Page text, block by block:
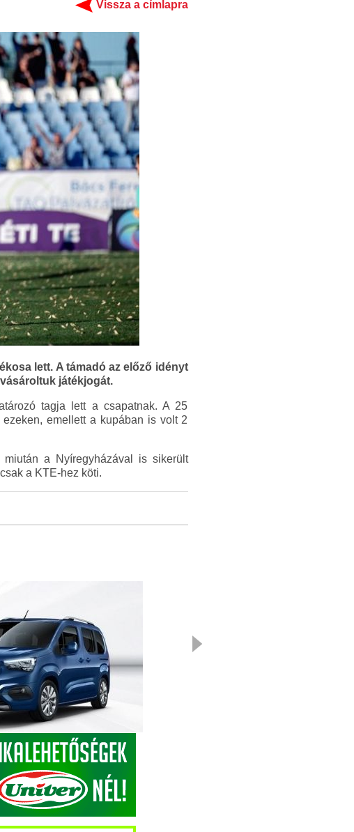
Vissza a címlapra
lett. A támadó az előző idényt
játékjogát.
tagja lett a csapatnak. A 25
emellett a kupában is volt 2
a Nyíregyházával is sikerült
a KTE-hez köti.